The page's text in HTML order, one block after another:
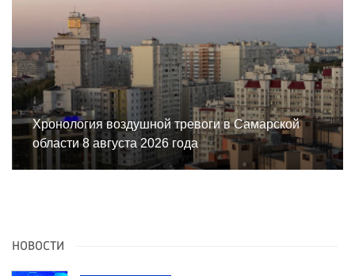
Хронология воздушной тревоги в Самарской
области 8 августа 2026 года
НОВОСТИ